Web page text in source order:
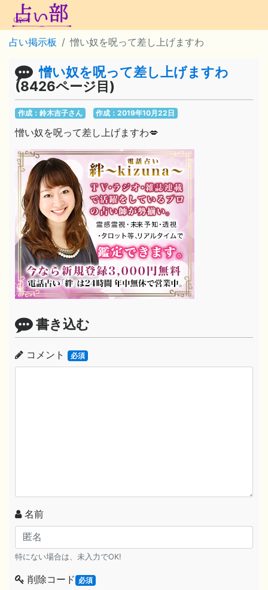
占い掲示板 憎い奴を呪って差し上げますわ
憎い奴を呪って差し上げますわ
(8426ページ目)
作成：鈴木吉子さん 作成：2019年10月22日
憎い奴を呪って差し上げますわ💋
書き込む
コメント 必須
名前
特にない場合は、未入力でOK!
削除コード 必須